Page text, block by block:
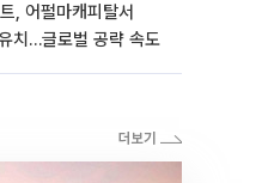
, 어펄마캐피탈서
치…글로벌 공략 속도